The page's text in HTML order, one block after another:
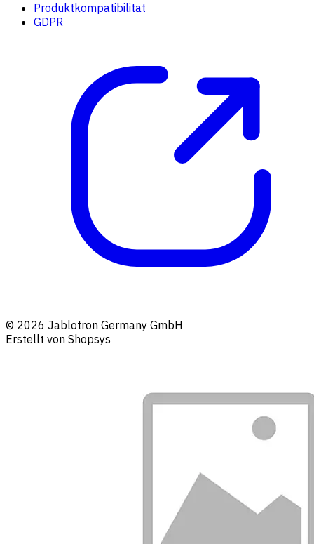
Produktkompatibilität
GDPR
© 2026 Jablotron Germany GmbH
Erstellt von Shopsys